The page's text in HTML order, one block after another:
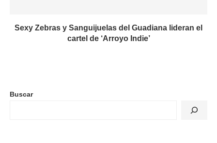
Sexy Zebras y Sanguijuelas del Guadiana lideran el
cartel de ‘Arroyo Indie’
Buscar